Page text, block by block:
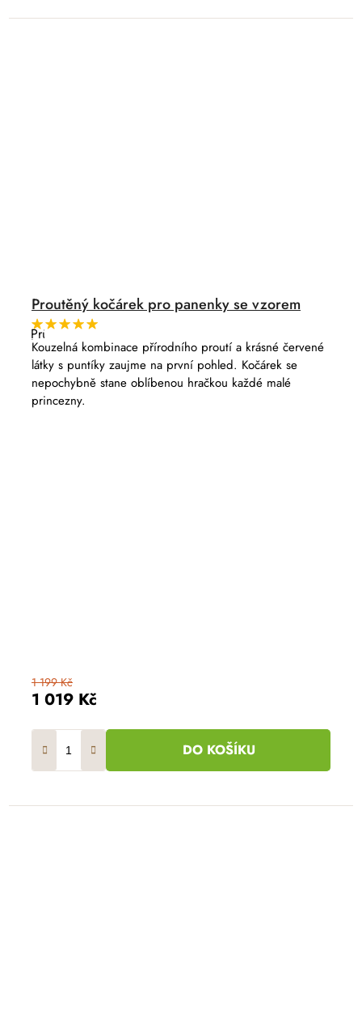
Proutěný kočárek pro panenky se vzorem
Průměrné
hodnocení
produktu
je
5,0
z
5
hvězdiček.
1 019 Kč
1 199 Kč
DO KOŠÍKU
Kouzelná kombinace přírodního proutí a krásné červené
látky s puntíky zaujme na první pohled. Kočárek se
nepochybně stane oblíbenou hračkou každé malé
princezny.